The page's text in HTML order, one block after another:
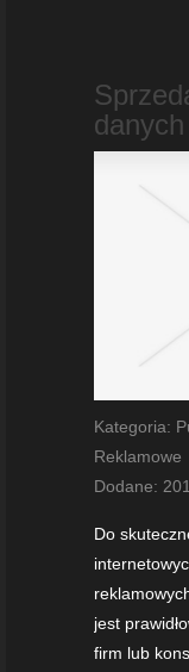
Kategoria:
Reklamowe
Dodane:
Do
jest
firm lub